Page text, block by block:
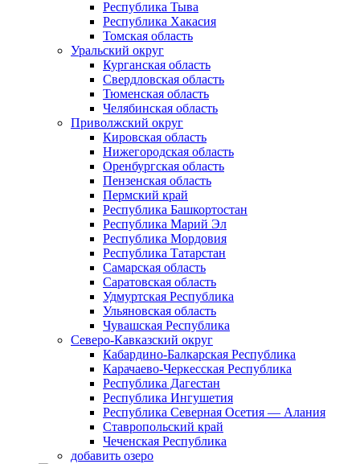
Республика Тыва
Республика Хакасия
Томская область
Уральский округ
Курганская область
Свердловская область
Тюменская область
Челябинская область
Приволжский округ
Кировская область
Нижегородская область
Оренбургская область
Пензенская область
Пермский край
Республика Башкортостан
Республика Марий Эл
Республика Мордовия
Республика Татарстан
Самарская область
Саратовская область
Удмуртская Республика
Ульяновская область
Чувашская Республика
Северо-Кавказский округ
Кабардино-Балкарская Республика
Карачаево-Черкесская Республика
Республика Дагестан
Республика Ингушетия
Республика Северная Осетия — Алания
Ставропольский край
Чеченская Республика
добавить озеро